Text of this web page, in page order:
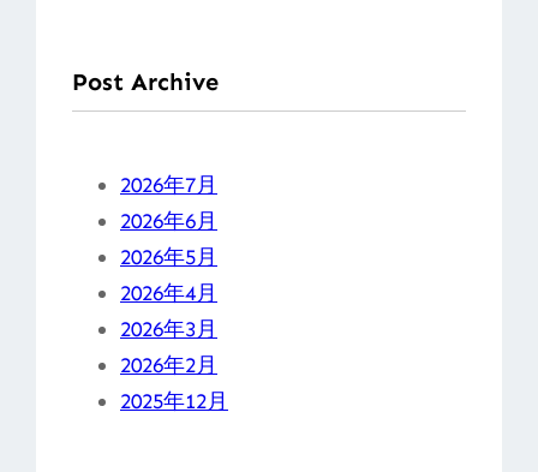
Post Archive
2026年7月
2026年6月
2026年5月
2026年4月
2026年3月
2026年2月
2025年12月